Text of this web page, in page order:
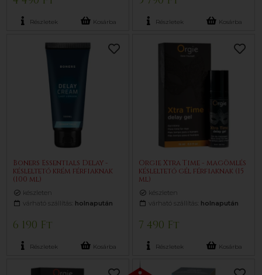
Részletek Kosárba Részletek Kosárba
Boners Essentials Delay -
késleltető krém férfiaknak
(100 ml)
készleten
várható szállítás: holnapután
6 190 Ft
Részletek Kosárba
Orgie Xtra Time - magömlés
késleltető gél férfiaknak (15
ml)
készleten
várható szállítás: holnapután
7 490 Ft
Részletek Kosárba